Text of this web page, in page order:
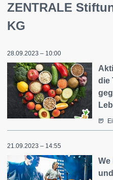
ZENTRALE
KG
28.09.2023 – 10:00
die
21.09.2023 – 14:55
We